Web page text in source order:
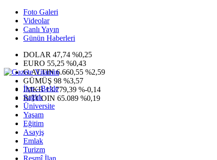
Foto Galeri
Videolar
Canlı Yayın
Günün Haberleri
DOLAR 47,74 %0,25
EURO 55,25 %0,43
G.ALTIN6.660,55 %2,59
GÜMÜŞ 98 %3,57
IMKB13.779,39 %-0,14
BITCOIN 65.089 %0,19
İlçe - Belde
Sağlık
Üniversite
Yaşam
Eğitim
Asayiş
Emlak
Turizm
Resmî İlan